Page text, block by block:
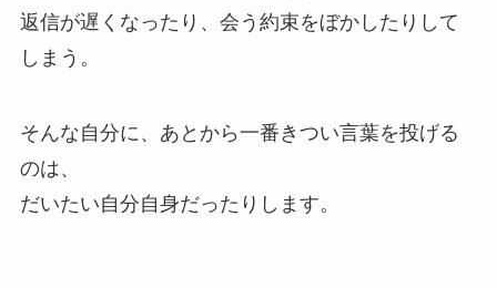
返信が遅くなったり、会う約束をぼかしたりして
しまう。
そんな自分に、あとから一番きつい言葉を投げる
のは、
だいたい自分自身だったりします。